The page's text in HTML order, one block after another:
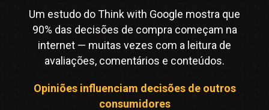
Um estudo do Think with Google mostra que
90% das decisões de compra começam na
internet — muitas vezes com a leitura de
avaliações, comentários e conteúdos.
Opiniões influenciam decisões de outros
consumidores